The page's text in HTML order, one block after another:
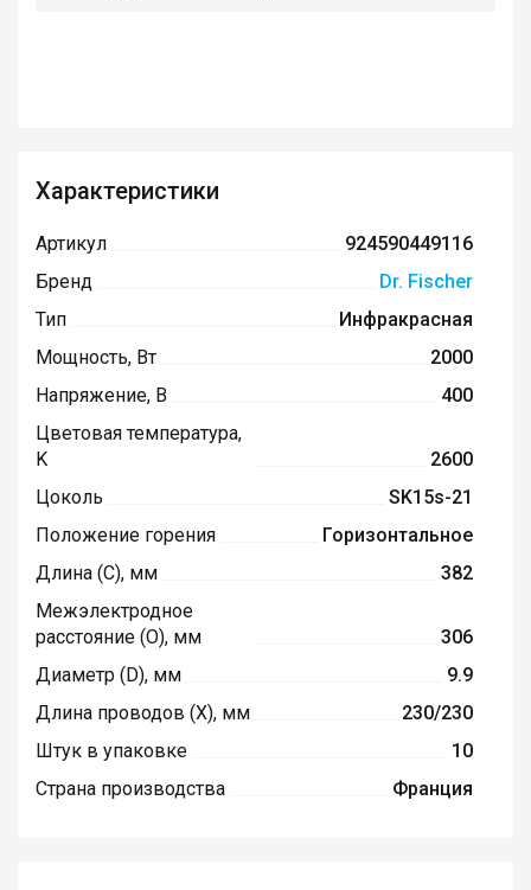
Характеристики
Артикул
924590449116
Бренд
Dr. Fischer
Тип
Инфракрасная
Мощность, Вт
2000
Напряжение, В
400
Цветовая температура,
K
2600
Цоколь
SK15s-21
Положение горения
Горизонтальное
Длина (C), мм
382
Межэлектродное
расстояние (O), мм
306
Диаметр (D), мм
9.9
Длина проводов (X), мм
230/230
Штук в упаковке
10
Страна производства
Франция